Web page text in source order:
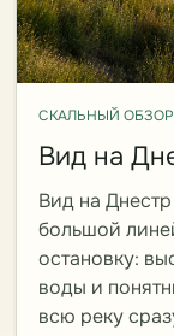
СКАЛЬНЫЙ ОБЗОР
Вид на
Вид на
большой
остановку:
воды и
всю реку